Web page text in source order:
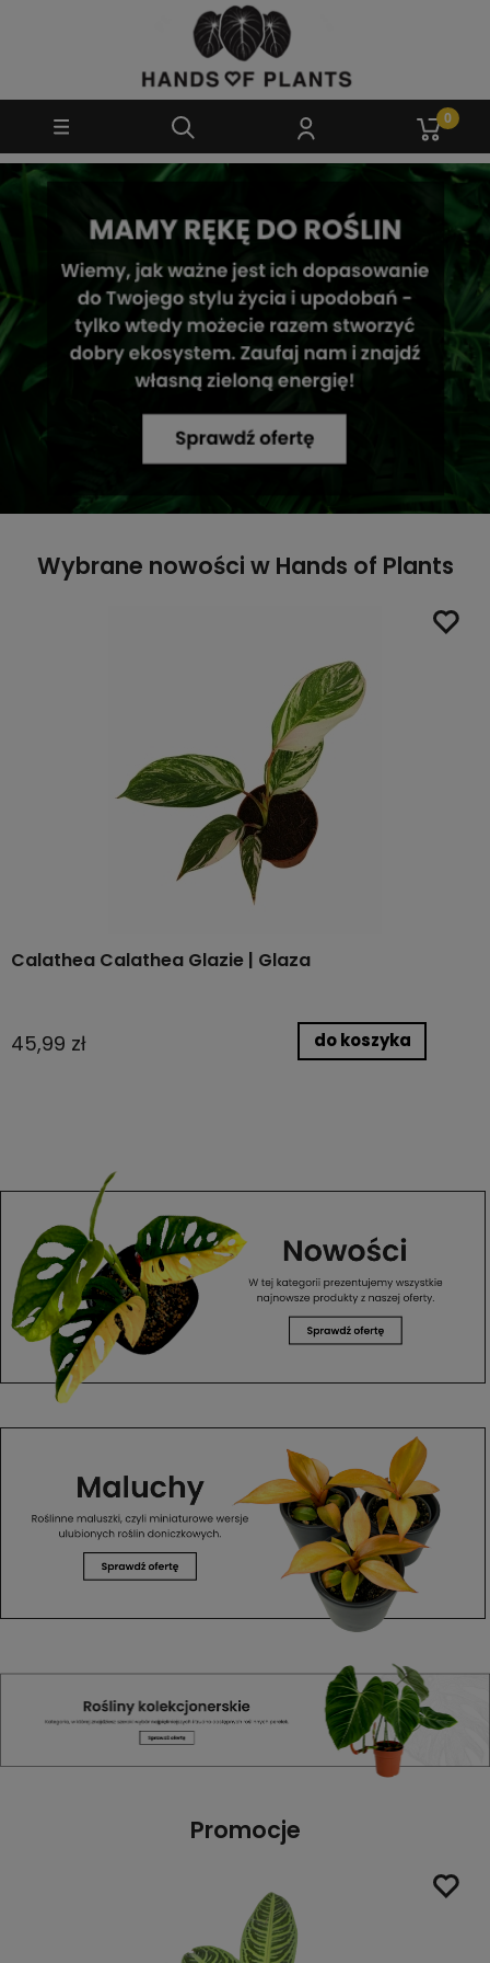
Wybrane nowości w Hands of Plants
Calathea Calathea Glazie | Glaza
45,99 zł do koszyka
Promocje